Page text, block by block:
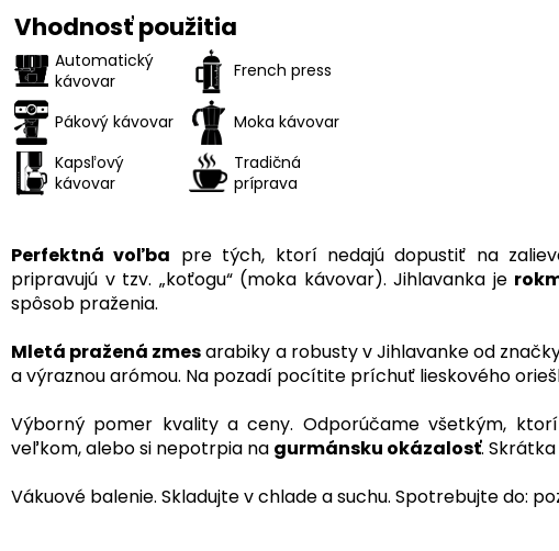
Vhodnosť použitia
Automatický
kávovar
French press
Pákový kávovar
Moka kávovar
Kapsľový
kávovar
Tradičná
príprava
Perfektná voľba pre tých, ktorí nedajú dopustiť na
pripravujú v tzv. „koťogu“ (moka kávovar). Jihlavanka je
spôsob praženia.
Mletá pražená zmesarabiky a robusty v Jihlavanke od
a výraznou arómou. Na pozadí pocítite príchuť lieskového
Výborný pomer kvality a ceny. Odporúčame všetkým,
veľkom, alebo si nepotrpia na gurmánsku okázalosť.
Vákuové balenie. Skladujte v chlade a suchu. Spotrebujte do: